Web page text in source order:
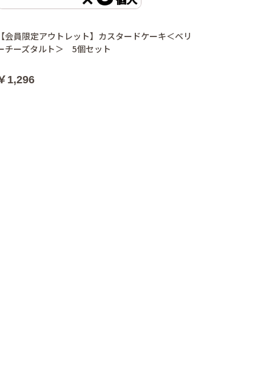
会員限定アウトレット】カスタードケーキ＜ベリ
チーズタルト＞ 5個セット
1,296